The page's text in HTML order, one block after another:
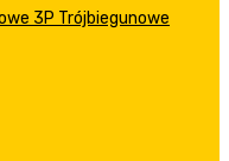
3P Trójbiegunowe